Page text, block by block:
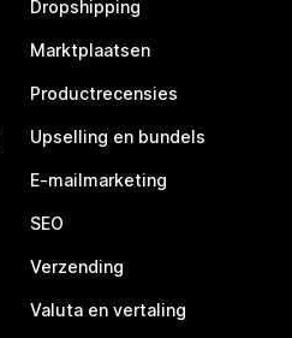
Dropshipping
Marktplaatsen
Productrecensies
Upselling en bundels
E-mailmarketing
SEO
Verzending
Valuta en vertaling